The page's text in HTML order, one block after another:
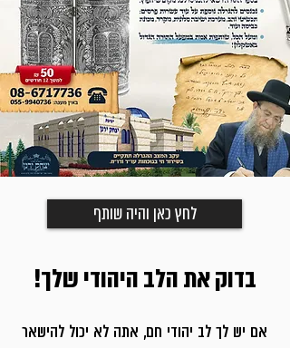
בדוק את הלב היהודי שלך!
אם יש לך לב יהודי חם, אתה לא יכול להישאר
לחץ כאן והיה שותף